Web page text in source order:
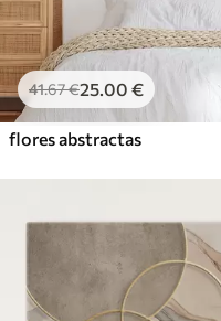
41.67€25.00 €
flores abstractas